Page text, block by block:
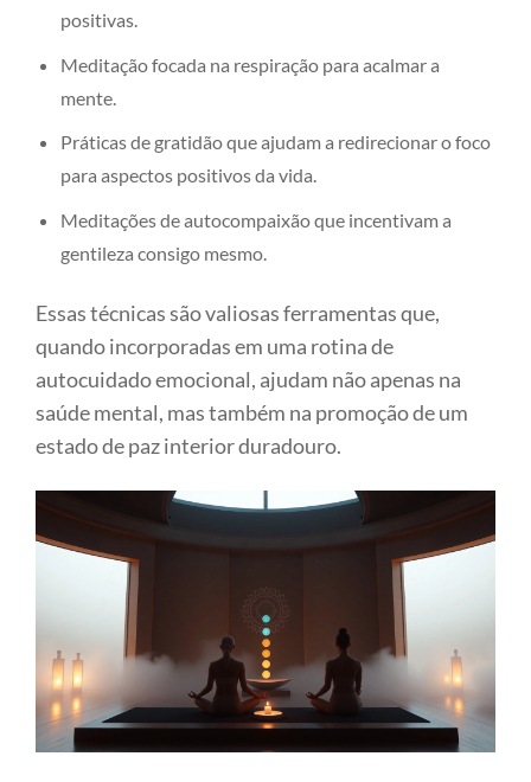
positivas.
Meditação focada na respiração para acalmar a
mente.
Práticas de gratidão que ajudam a redirecionar o foco
para aspectos positivos da vida.
Meditações de autocompaixão que incentivam a
gentileza consigo mesmo.
Essas técnicas são valiosas ferramentas que,
quando incorporadas em uma rotina de
autocuidado emocional, ajudam não apenas na
saúde mental, mas também na promoção de um
estado de paz interior duradouro.